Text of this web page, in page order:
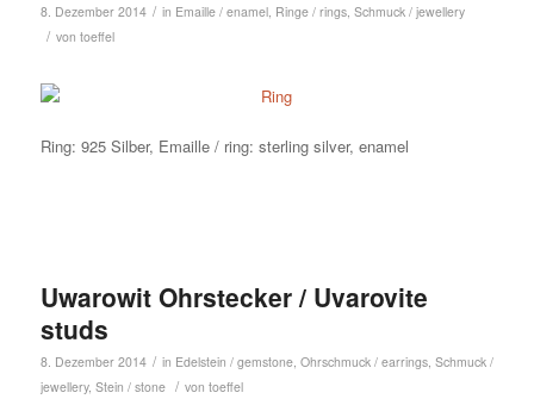
8. Dezember 2014 / in Emaille / enamel, Ringe / rings, Schmuck / jewellery
/ von toeffel
Ring: 925 Silber, Emaille / ring: sterling silver, enamel
Uwarowit Ohrstecker / Uvarovite
studs
8. Dezember 2014 / in Edelstein / gemstone, Ohrschmuck / earrings, Schmuck /
jewellery, Stein / stone / von toeffel